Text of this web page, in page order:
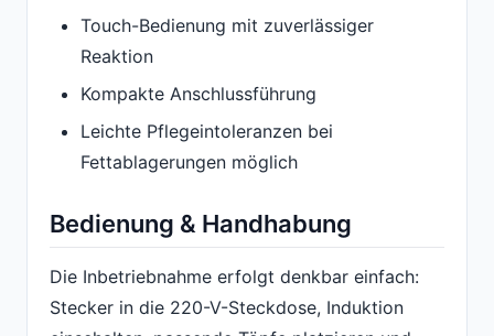
Touch-Bedienung mit zuverlässiger
Reaktion
Kompakte Anschlussführung
Leichte Pflegeintoleranzen bei
Fettablagerungen möglich
Bedienung & Handhabung
Die Inbetriebnahme erfolgt denkbar einfach:
Stecker in die 220-V-Steckdose, Induktion